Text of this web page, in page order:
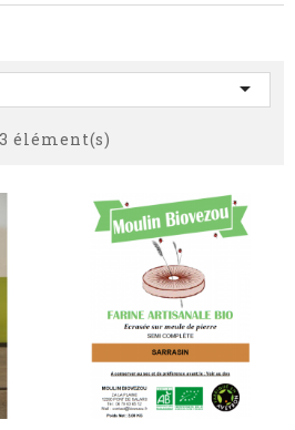

élément(s)
VOIR LES DÉTAILS